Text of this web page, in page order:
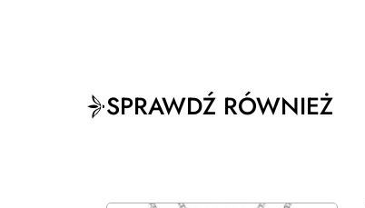
SPRAWDŹ RÓWNIEŻ